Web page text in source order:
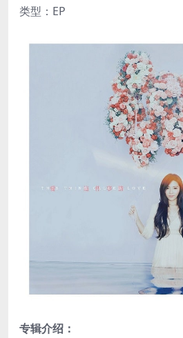
类型：EP
专辑介绍：